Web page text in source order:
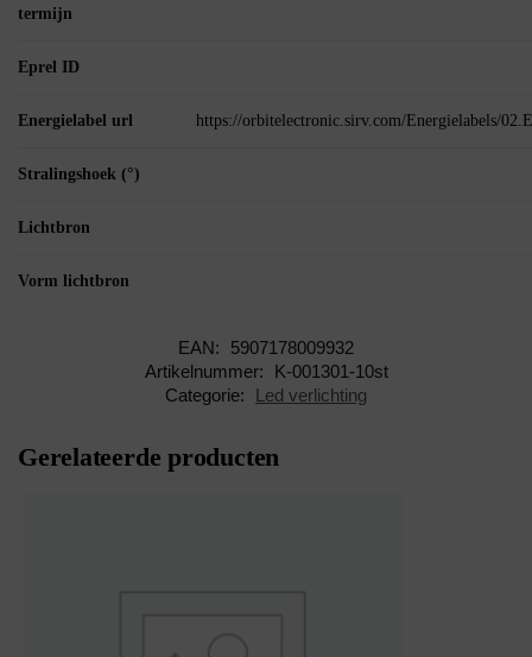
termijn
Eprel ID
Energielabel url https://orbitelectronic.sirv.com/Energielabels/
Stralingshoek (°)
Lichtbron
Vorm lichtbron
EAN:
5907178009932
Artikelnummer:
K-001301-10st
Categorie:
Led verlichting
Gerelateerde producten